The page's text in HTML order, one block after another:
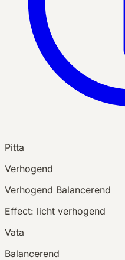
Pitta
Verhogend
Verhogend Balancerend
Effect: licht verhogend
Vata
Balancerend